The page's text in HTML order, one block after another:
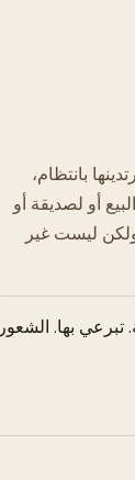
بانتظام،
أو لصديقة أو
ليست غير
بها. الشعور